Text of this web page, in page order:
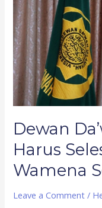
Dewan
Harus
Wamena
Leave a Comment /
Pemerintah
Harus
Selesaikan
Tragedi
Wamena
Seadil-
adilnya